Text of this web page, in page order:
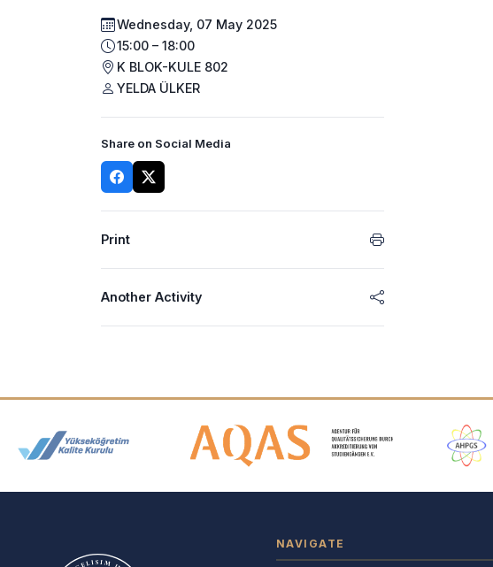
Wednesday, 07 May 2025
15:00 – 18:00
K BLOK-KULE 802
YELDA ÜLKER
Share on Social Media
Print
Another Activity
Accreditation and Membership Logos
NAVIGATE